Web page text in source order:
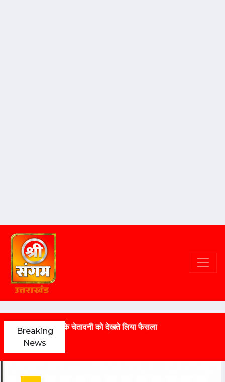
Breaking
News
भारी बारिश के चेतावनी को देखते लिया फैसला